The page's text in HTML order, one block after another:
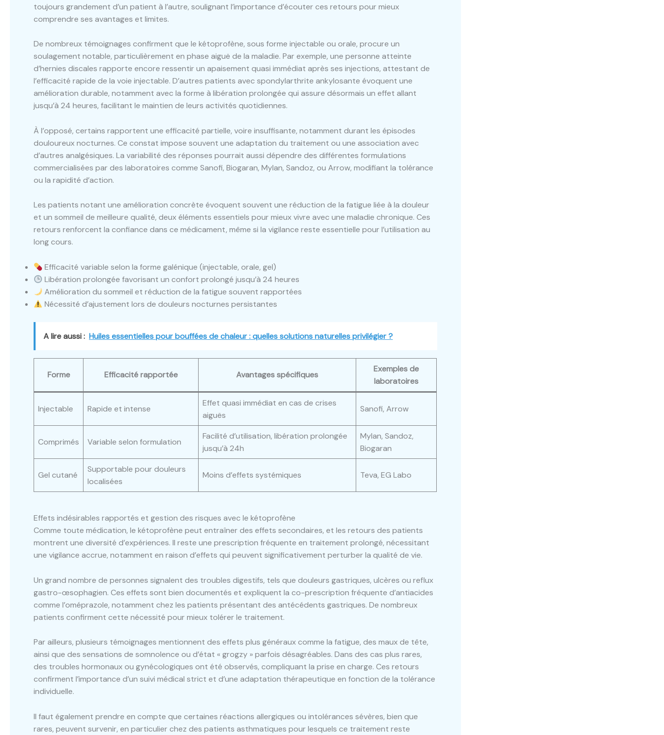
toujours grandement d’un patient à l’autre, soulignant l’importance d’écouter ces retours pour mieux
comprendre ses avantages et limites.
De nombreux témoignages confirment que le kétoprofène, sous forme injectable ou orale, procure un
soulagement notable, particulièrement en phase aiguë de la maladie. Par exemple, une personne atteinte
d’hernies discales rapporte encore ressentir un apaisement quasi immédiat après ses injections, attestant de
l’efficacité rapide de la voie injectable. D’autres patients avec spondylarthrite ankylosante évoquent une
amélioration durable, notamment avec la forme à libération prolongée qui assure désormais un effet allant
jusqu’à 24 heures, facilitant le maintien de leurs activités quotidiennes.
À l’opposé, certains rapportent une efficacité partielle, voire insuffisante, notamment durant les épisodes
douloureux nocturnes. Ce constat impose souvent une adaptation du traitement ou une association avec
d’autres analgésiques. La variabilité des réponses pourrait aussi dépendre des différentes formulations
commercialisées par des laboratoires comme Sanofi, Biogaran, Mylan, Sandoz, ou Arrow, modifiant la tolérance
ou la rapidité d’action.
Les patients notant une amélioration concrète évoquent souvent une réduction de la fatigue liée à la douleur
et un sommeil de meilleure qualité, deux éléments essentiels pour mieux vivre avec une maladie chronique. Ces
retours renforcent la confiance dans ce médicament, même si la vigilance reste essentielle pour l’utilisation au
long cours.
Efficacité variable selon la forme galénique (injectable, orale, gel)
Libération prolongée favorisant un confort prolongé jusqu’à 24 heures
Amélioration du sommeil et réduction de la fatigue souvent rapportées
Nécessité d’ajustement lors de douleurs nocturnes persistantes
A lire aussi : Huiles essentielles pour bouffées de chaleur : quelles solutions naturelles privilégier ?
Forme Efficacité rapportée Avantages spécifiques
Exemples de
laboratoires
Injectable Rapide et intense
Effet quasi immédiat en cas de crises
aiguës
Sanofi, Arrow
Comprimés Variable selon formulation
Facilité d’utilisation, libération prolongée
jusqu’à 24h
Mylan, Sandoz,
Biogaran
Gel cutané
Supportable pour douleurs
localisées
Moins d’effets systémiques Teva, EG Labo
Effets indésirables rapportés et gestion des risques avec le kétoprofène
Comme toute médication, le kétoprofène peut entraîner des effets secondaires, et les retours des patients
montrent une diversité d’expériences. Il reste une prescription fréquente en traitement prolongé, nécessitant
une vigilance accrue, notamment en raison d’effets qui peuvent significativement perturber la qualité de vie.
Un grand nombre de personnes signalent des troubles digestifs, tels que douleurs gastriques, ulcères ou reflux
gastro-œsophagien. Ces effets sont bien documentés et expliquent la co-prescription fréquente d’antiacides
comme l’oméprazole, notamment chez les patients présentant des antécédents gastriques. De nombreux
patients confirment cette nécessité pour mieux tolérer le traitement.
Par ailleurs, plusieurs témoignages mentionnent des effets plus généraux comme la fatigue, des maux de tête,
ainsi que des sensations de somnolence ou d’état « grogzy » parfois désagréables. Dans des cas plus rares,
des troubles hormonaux ou gynécologiques ont été observés, compliquant la prise en charge. Ces retours
confirment l’importance d’un suivi médical strict et d’une adaptation thérapeutique en fonction de la tolérance
individuelle.
Il faut également prendre en compte que certaines réactions allergiques ou intolérances sévères, bien que
rares, peuvent survenir, en particulier chez des patients asthmatiques pour lesquels ce traitement reste